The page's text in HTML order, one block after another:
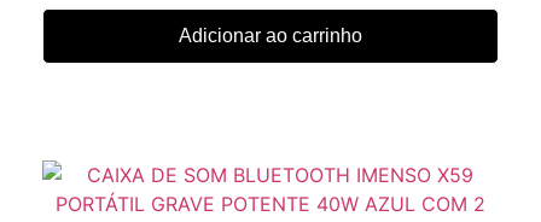
Adicionar ao carrinho